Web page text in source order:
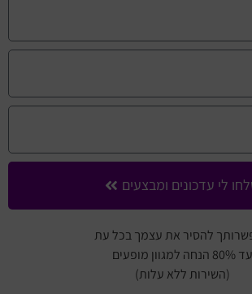
לי עדכונים ומבצעים
להסיר את עצמך בכל עת
עד 80% הנחה למגוון מופעים
(השירות ללא עלות)